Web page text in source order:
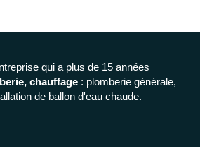
qui a plus de 15 années
chauffage : plomberie générale,
de ballon d'eau chaude.